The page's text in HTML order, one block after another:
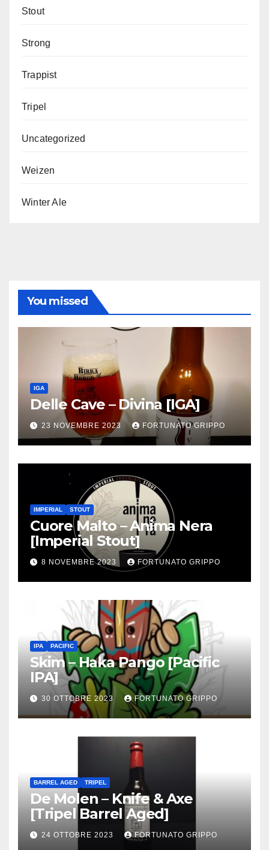
Stout
Strong
Trappist
Tripel
Uncategorized
Weizen
Winter Ale
You missed
IGA
Delle Cave – Divina [IGA]
23 NOVEMBRE 2023 FORTUNATO GRIPPO
IMPERIAL STOUT
Cuore Malto – Anima Nera
[Imperial Stout]
8 NOVEMBRE 2023 FORTUNATO GRIPPO
IPA PACIFIC
Skim – Haka Pango [Pacific
IPA]
30 OTTOBRE 2023 FORTUNATO GRIPPO
BARREL AGED TRIPEL
De Molen – Knife & Axe
[Tripel Barrel Aged]
24 OTTOBRE 2023 FORTUNATO GRIPPO